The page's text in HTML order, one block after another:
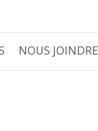
NOUS JOINDRE